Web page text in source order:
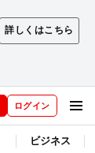
詳しくはこちら
ログイン
ビジネス